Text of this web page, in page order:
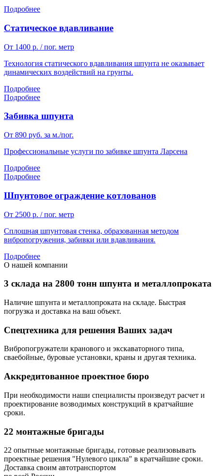
Подробнее
Статическое вдавливание
От 1400 р. / пог. метр
Технология статического вдавливания шпунта не оказывает
динамических воздействий на грунты.
Подробнее
Подробнее
Забивка шпунта
От 890 руб. за м./пог.
Профессиональные услуги по забивке шпунта Ларсена
Подробнее
Подробнее
Шпунтовое ограждение котлованов
От 2500 р. / пог. метр
Сплошная шпунтовая стенка, образованная методом
вибропогружения, забивки или вдавливания.
Подробнее
О нашей компании
3 склада на 2800 тонн шпунта и металлопроката
Наличие шпунта и металлопроката на складе. Быстрая
погрузка и доставка на ваш объект.
Спецтехника для решения Ваших задач
Вибропогружатели кранового и экскаваторного типа,
сваебойные, буровые установки, краны и другая техника.
Аккредитованное проектное бюро
При необходимости наши специалисты произведут расчет и
проектирование возводимых конструкций в кратчайшие
сроки.
22 монтажные бригады
22 опытные монтажные бригады, готовые реализовывать
проектные решения "Нулевого цикла" в кратчайшие сроки.
Доставка своим автотранспортом